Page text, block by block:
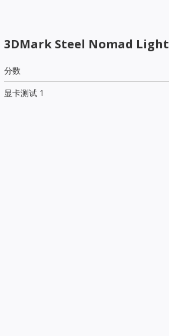
3DMark Steel Nomad Light
分数
显卡测试 1